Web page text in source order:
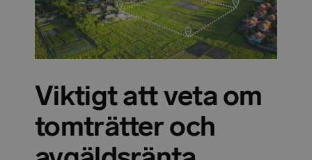
Viktigt att veta om
tomträtter och